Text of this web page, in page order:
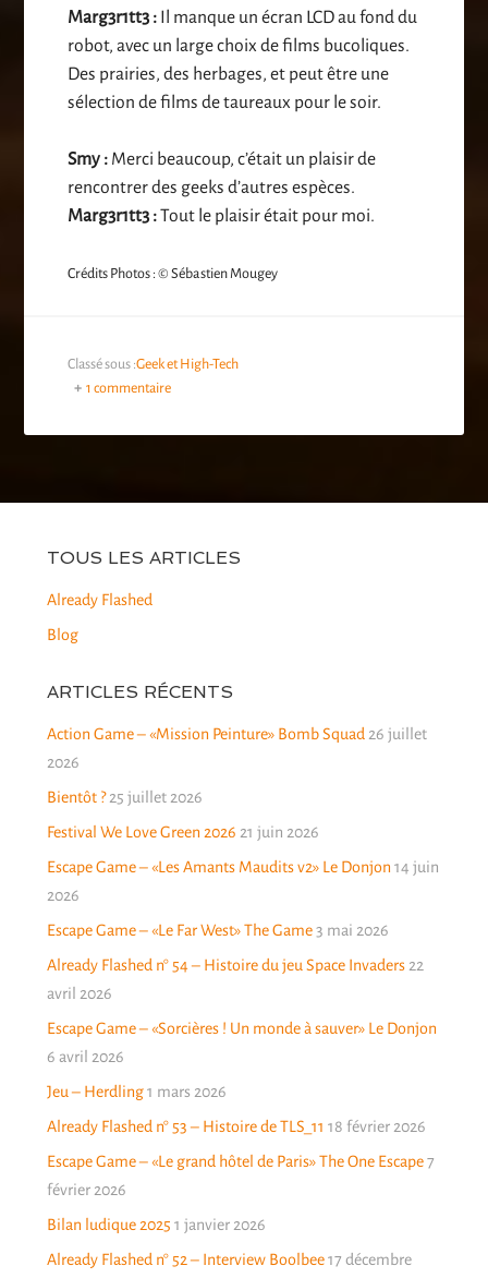
Marg3r1tt3 : Il manque un écran LCD au fond du
robot, avec un large choix de films bucoliques.
Des prairies, des herbages, et peut être une
sélection de films de taureaux pour le soir.
Smy : Merci beaucoup, c’était un plaisir de
rencontrer des geeks d’autres espèces.
Marg3r1tt3 :Tout le plaisir était pour moi.
Crédits Photos : © Sébastien Mougey
Classé sous :Geek et High-Tech
1 commentaire
TOUS LES ARTICLES
Already Flashed
Blog
ARTICLES RÉCENTS
Action Game – «Mission Peinture» Bomb Squad 26 juillet
2026
Bientôt ? 25 juillet 2026
Festival We Love Green 2026 21 juin 2026
Escape Game – «Les Amants Maudits v2» Le Donjon 14 juin
2026
Escape Game – «Le Far West» The Game 3 mai 2026
Already Flashed n° 54 – Histoire du jeu Space Invaders 22
avril 2026
Escape Game – «Sorcières ! Un monde à sauver» Le Donjon
6 avril 2026
Jeu – Herdling 1 mars 2026
Already Flashed n° 53 – Histoire de TLS_11 18 février 2026
Escape Game – «Le grand hôtel de Paris» The One Escape 7
février 2026
Bilan ludique 2025 1 janvier 2026
Already Flashed n° 52 – Interview Boolbee 17 décembre